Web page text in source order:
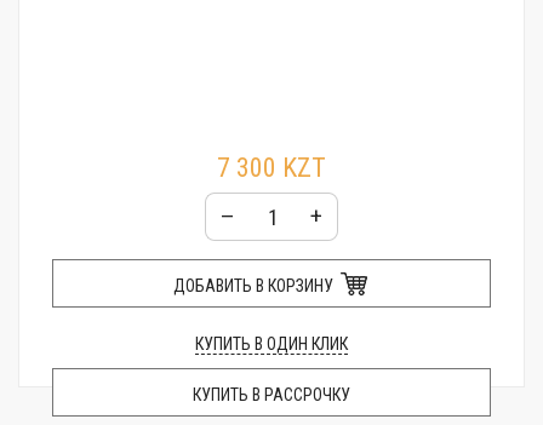
7 300 KZT
– +
ДОБАВИТЬ В КОРЗИНУ
КУПИТЬ В ОДИН КЛИК
КУПИТЬ В РАССРОЧКУ